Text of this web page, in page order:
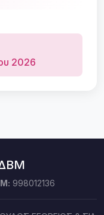
2026
998012136